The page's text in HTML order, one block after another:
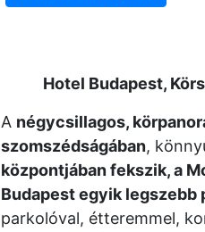
Hotel Budapest,
A négycsillagos,
szomszédságában,
központjában fekszik, a
Budapest egyik legszebb
parkolóval, étteremmel,